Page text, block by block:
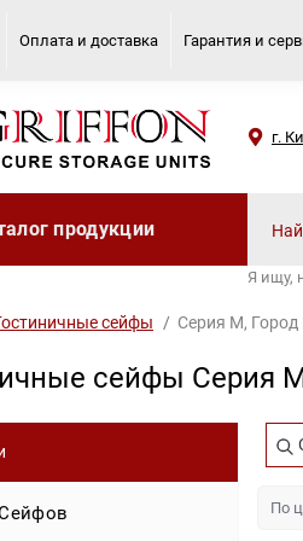
Оплата и доставка Гарантия и
г.
продукции
Я ищу,
сейфы Серия M,
сейфы Серия